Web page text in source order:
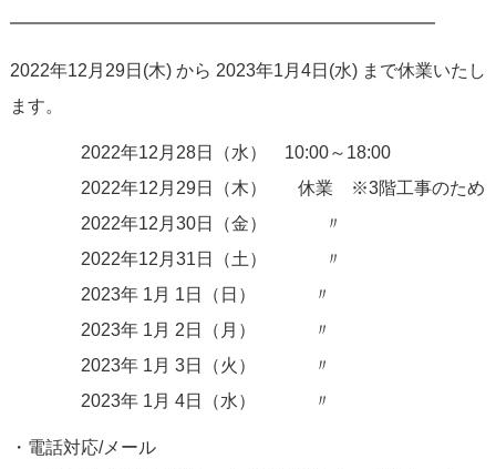
━━━━━━━━━━━━━━━━━━━━━━━━
2022年12月29日(木) から 2023年1月4日(水) まで休業いたし
ます。
2022年12月28日（水） 10:00～18:00
2022年12月29日（木） 休業 ※3階工事のため
2022年12月30日（金） 〃
2022年12月31日（土） 〃
2023年 1月 1日（日） 〃
2023年 1月 2日（月） 〃
2023年 1月 3日（火） 〃
2023年 1月 4日（水） 〃
・電話対応/メール